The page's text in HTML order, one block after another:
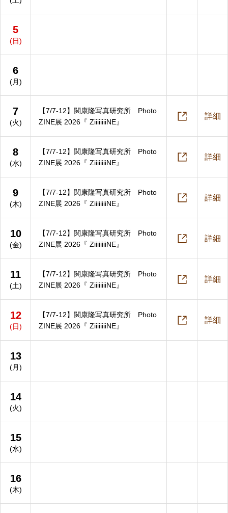
5
(日)
6
(月)
7
(火)
【7/7-12】関康隆写真研究所 Photo
ZINE展 2026『 ZiiiiiiiiNE』
 詳細
8
(水)
【7/7-12】関康隆写真研究所 Photo
ZINE展 2026『 ZiiiiiiiiNE』
 詳細
9
(木)
【7/7-12】関康隆写真研究所 Photo
ZINE展 2026『 ZiiiiiiiiNE』
 詳細
10
(金)
【7/7-12】関康隆写真研究所 Photo
ZINE展 2026『 ZiiiiiiiiNE』
 詳細
11
(土)
【7/7-12】関康隆写真研究所 Photo
ZINE展 2026『 ZiiiiiiiiNE』
 詳細
12
(日)
【7/7-12】関康隆写真研究所 Photo
ZINE展 2026『 ZiiiiiiiiNE』
 詳細
13
(月)
14
(火)
15
(水)
16
(木)